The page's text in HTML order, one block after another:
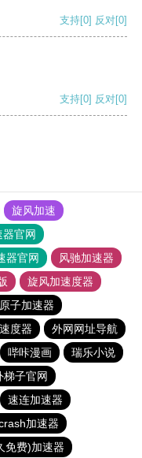
支持[0] 反对[0]
支持[0] 反对[0]
旋风加速
器官网
器官网
风驰加速器
旋风加速度器
原子加速器
度器
外网网址导航
哔咔漫画
瑞乐小说
梯子官网
速连加速器
加速器
免费)加速器